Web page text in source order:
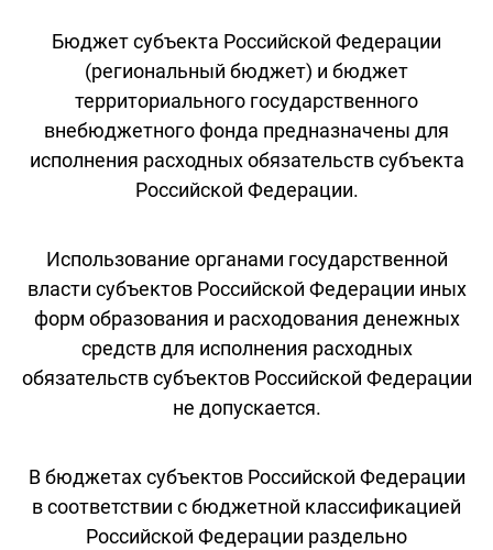
Бюджет субъекта Российской Федерации
(региональный бюджет) и бюджет
территориального государственного
внебюджетного фонда предназначены для
исполнения расходных обязательств субъекта
Российской Федерации.
Использование органами государственной
власти субъектов Российской Федерации иных
форм образования и расходования денежных
средств для исполнения расходных
обязательств субъектов Российской Федерации
не допускается.
В бюджетах субъектов Российской Федерации
в соответствии с бюджетной классификацией
Российской Федерации раздельно